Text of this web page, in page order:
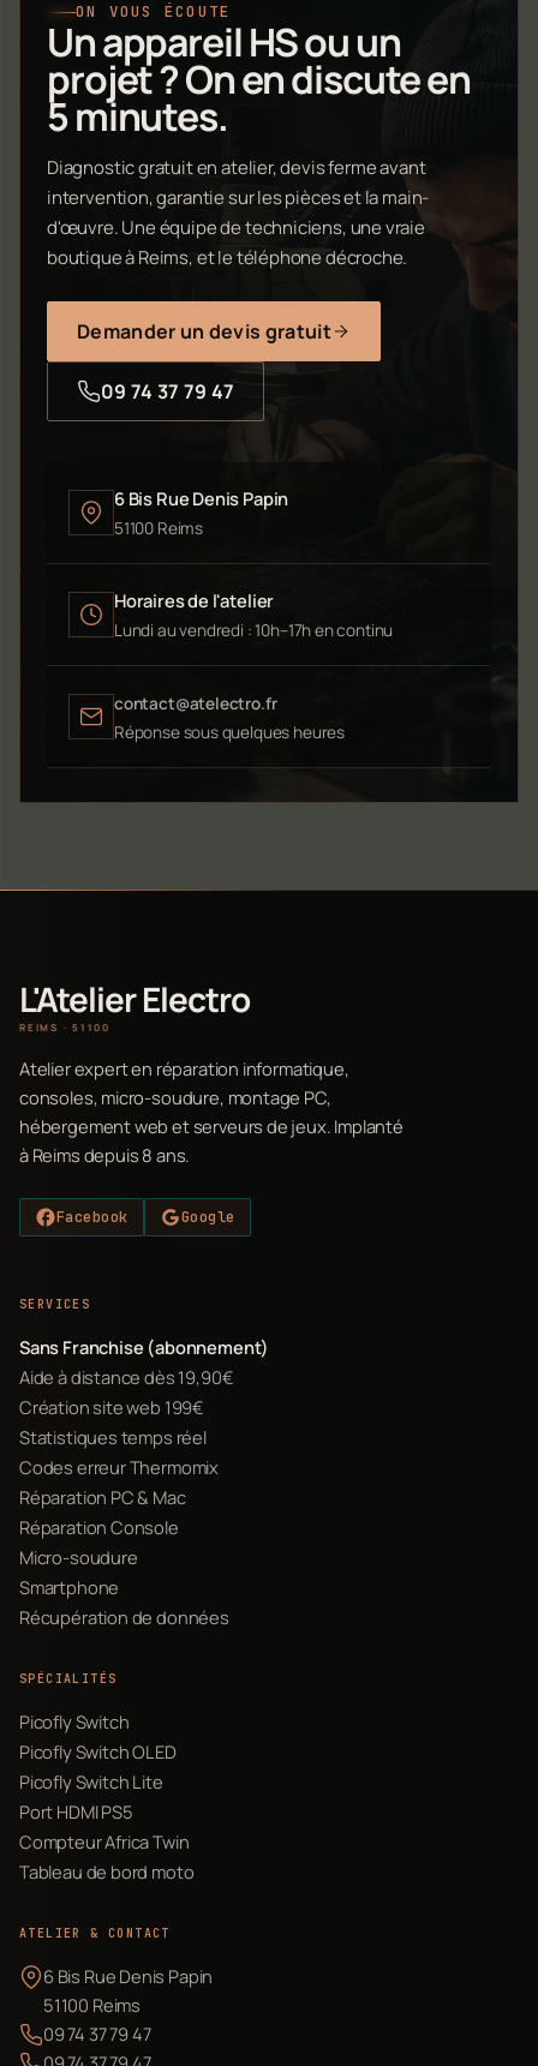
ON VOUS ÉCOUTE
Un appareil HS ou un
projet ? On en discute en
5 minutes.
Diagnostic gratuit en atelier, devis ferme avant
intervention, garantie sur les pièces et la main-
d'œuvre. Une équipe de techniciens, une vraie
boutique à Reims, et le téléphone décroche.
Demander un devis gratuit
09 74 37 79 47
6 Bis Rue Denis Papin
51100 Reims
Horaires de l'atelier
Lundi au vendredi : 10h–17h en continu
contact@atelectro.fr
Réponse sous quelques heures
L'Atelier Electro
REIMS · 51100
Atelier expert en réparation informatique,
consoles, micro-soudure, montage PC,
hébergement web et serveurs de jeux. Implanté
à Reims depuis 8 ans.
Facebook Google
SERVICES
Sans Franchise (abonnement)
Aide à distance dès 19,90€
Création site web 199€
Statistiques temps réel
Codes erreur Thermomix
Réparation PC & Mac
Réparation Console
Micro-soudure
Smartphone
Récupération de données
SPÉCIALITÉS
Picofly Switch
Picofly Switch OLED
Picofly Switch Lite
Port HDMI PS5
Compteur Africa Twin
Tableau de bord moto
ATELIER & CONTACT
6 Bis Rue Denis Papin
51100 Reims
09 74 37 79 47